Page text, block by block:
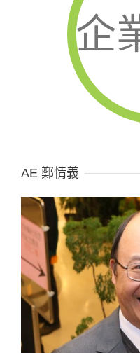
企
AE 鄭情義